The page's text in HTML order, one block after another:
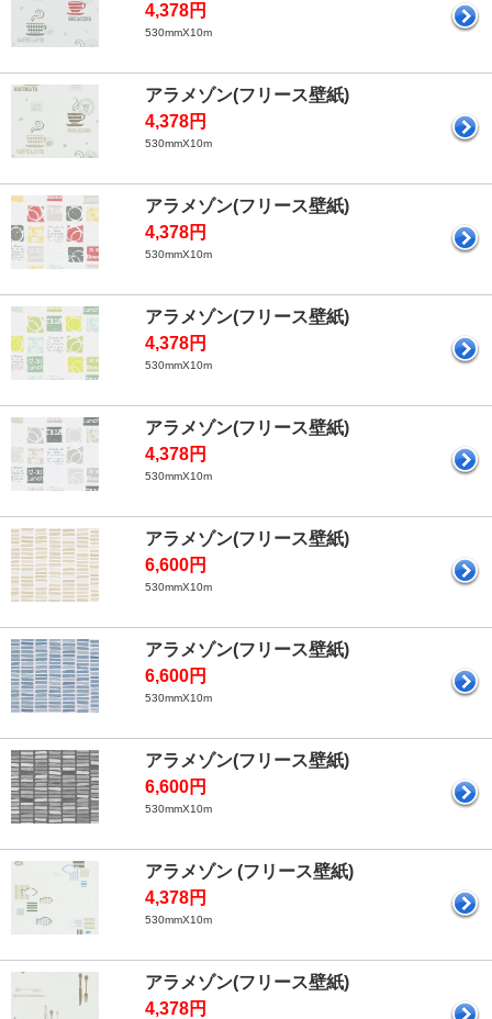
4,378円
530mmX10m
アラメゾン(フリース壁紙)
4,378円
530mmX10m
アラメゾン(フリース壁紙)
4,378円
530mmX10m
アラメゾン(フリース壁紙)
4,378円
530mmX10m
アラメゾン(フリース壁紙)
4,378円
530mmX10m
アラメゾン(フリース壁紙)
6,600円
530mmX10m
アラメゾン(フリース壁紙)
6,600円
530mmX10m
アラメゾン(フリース壁紙)
6,600円
530mmX10m
アラメゾン (フリース壁紙)
4,378円
530mmX10m
アラメゾン(フリース壁紙)
4,378円